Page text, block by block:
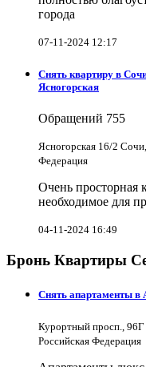
города
07-11-2024 12:17
Снять квартиру в
Ясногорская
Обращений 755
Ясногорская 16/2
Федерация
Очень просторная
необходимое для
04-11-2024 16:49
Бронь Квартиры
Снять апартаменты
Курортный просп.,
Российская Федерация